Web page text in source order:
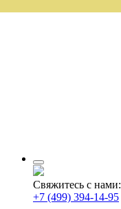
Свяжитесь с нами:
+7 (499) 394-14-95